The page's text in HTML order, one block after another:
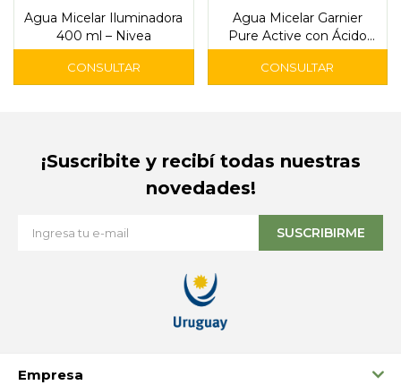
Agua Micelar Iluminadora
400 ml – Nivea
Agua Micelar Garnier
Pure Active con Ácido
Salicílico – Piel Grasa o
con Imperfecciones
Empresa
¡Suscribite y recibí todas nuestras
novedades!
SUSCRIBIRME